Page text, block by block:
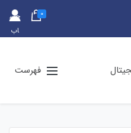
حس
اب
0
فهرست